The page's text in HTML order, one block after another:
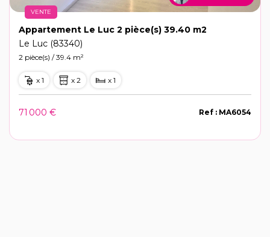
VENTE
Appartement Le Luc 2 pièce(s) 39.40 m2
Le Luc (83340)
2 pièce(s) / 39.4 m²
x 1 x 2 x 1
71 000 € Ref : MA6054